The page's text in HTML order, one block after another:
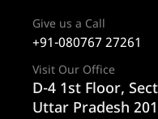
Give us a Call
+91-080767 27261
Visit Our Office
D-4 1st Floor,
Uttar Pradesh